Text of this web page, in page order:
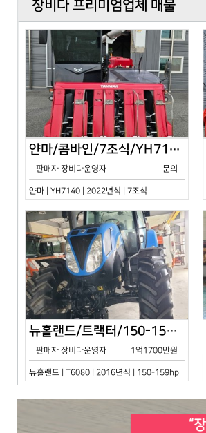
장비다 프리미엄업체 매물
얀마/콤바인/7조식/YH7140/2024년식
판매자 장비다운영자 문의
얀마 | YH7140 | 2022년식 | 7조식
뉴홀랜드/트랙터/150-159hp/T6080/2016년식
판매자 장비다운영자 1억1700만원
뉴홀랜드 | T6080 | 2016년식 | 150-159hp